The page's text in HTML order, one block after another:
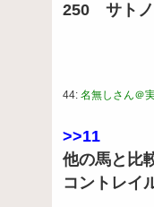
250 サトノ
44: 名無しさん＠
>>11
他の馬と比
コントレイ